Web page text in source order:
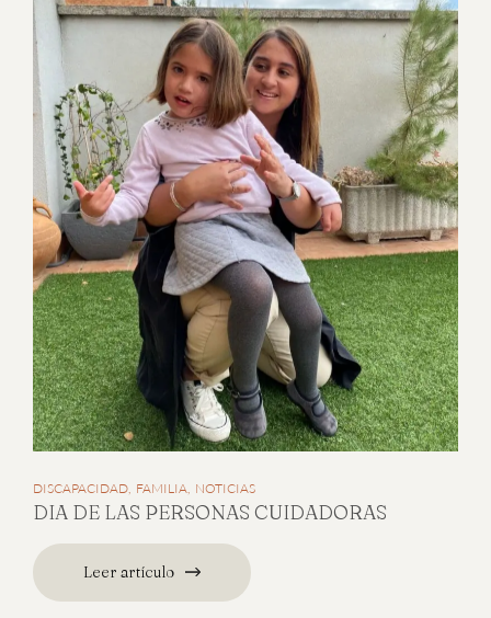
DISCAPACIDAD FAMILIA NOTICIAS
DIA DE LAS PERSONAS CUIDADORAS
Leer artículo